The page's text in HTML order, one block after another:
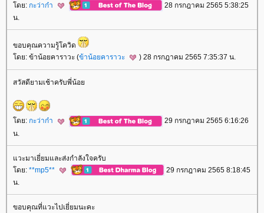
ดย: กะว่าก๋า
28 กรกฎาคม 2565 5:38:25
น.
ขอบคุณความรู้โควิด
ดย: ข้าน้อยคาราวะ (ข้าน้อยคาราวะ ) 28 กรกฎาคม 2565 7:35:37 น.
สวัสดียามเช้าครับพี่น้อ
ดย: กะว่าก๋า
29 กรกฎาคม 2565 6:16:26
น.
วะมาเยี่ยมและส่งกำลังใจครับ
ดย: **mp5**
29 กรกฎาคม 2565 8:18:45
น.
ขอบคุณที่แวะไปเยี่ยมนะคะ